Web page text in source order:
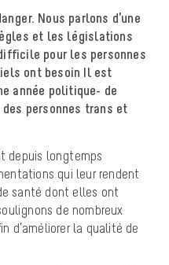
Nous parlons d’une
et les législations
pour les personnes
ont besoin Il est
année politique- de
personnes trans et
depuis longtemps
qui leur rendent
santé dont elles ont
de nombreux
d’améliorer la qualité de